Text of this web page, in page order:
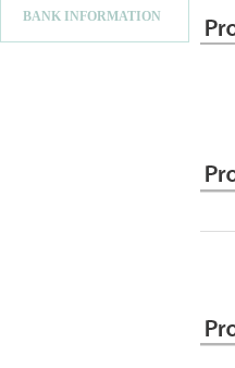
BANK INFORMATION